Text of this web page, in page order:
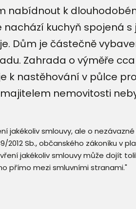
nabídnout k
nachází kuchyň spojená
Dům je částečně
Zahrada o výměře
k nastěhování v půlce
majitelem nemovitosti
jakékoliv smlouvy, ale o
2012 Sb., občanského zákoníku
jakékoliv smlouvy může dojít
přímo mezi smluvními stranami."